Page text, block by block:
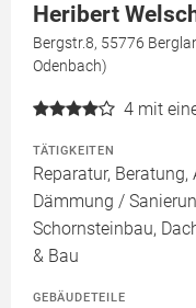
Heribert
Bergstr.8, 55776
Odenbach)
4 mit
TÄTIGKEITEN
Reparatur,
Dämmung /
Schornsteinbau,
& Bau
GEBÄUDETEILE